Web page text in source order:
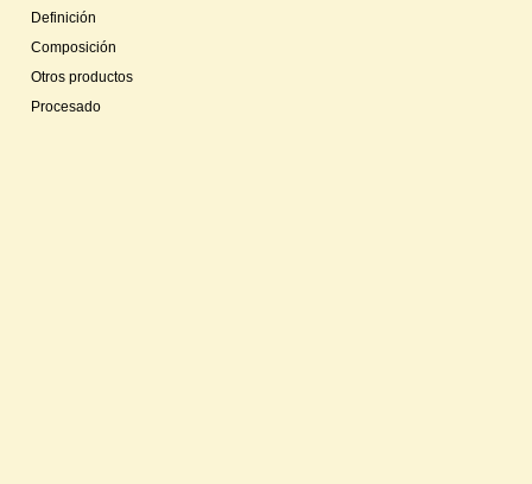
Definición
Composición
Otros productos
Procesado